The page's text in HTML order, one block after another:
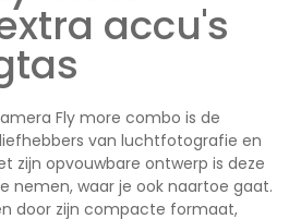
accu's
Fly more combo is de
van luchtfotografie en
zijn opvouwbare ontwerp is deze
nemen, waar je ook naartoe gaat.
door zijn compacte formaat,